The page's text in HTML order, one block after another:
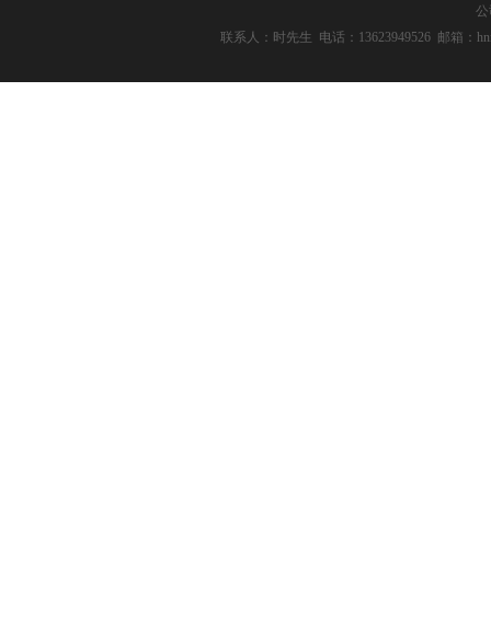
联系人：时先生 电话：13623949526 邮箱：